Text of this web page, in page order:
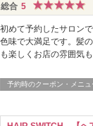
総合 5
初めて予約したサロン
色味で大満足です。髪
も楽しくお店の雰囲気
予約時のクーポン・メニュ